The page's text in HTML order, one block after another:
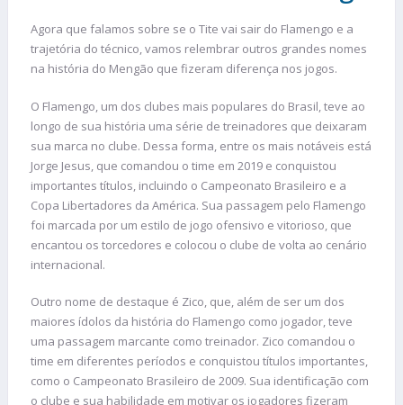
Agora que falamos sobre se o Tite vai sair do Flamengo e a
trajetória do técnico, vamos relembrar outros grandes nomes
na história do Mengão que fizeram diferença nos jogos.
O Flamengo, um dos clubes mais populares do Brasil, teve ao
longo de sua história uma série de treinadores que deixaram
sua marca no clube. Dessa forma, entre os mais notáveis está
Jorge Jesus, que comandou o time em 2019 e conquistou
importantes títulos, incluindo o Campeonato Brasileiro e a
Copa Libertadores da América. Sua passagem pelo Flamengo
foi marcada por um estilo de jogo ofensivo e vitorioso, que
encantou os torcedores e colocou o clube de volta ao cenário
internacional.
Outro nome de destaque é Zico, que, além de ser um dos
maiores ídolos da história do Flamengo como jogador, teve
uma passagem marcante como treinador. Zico comandou o
time em diferentes períodos e conquistou títulos importantes,
como o Campeonato Brasileiro de 2009. Sua identificação com
o clube e sua habilidade em motivar os jogadores fizeram